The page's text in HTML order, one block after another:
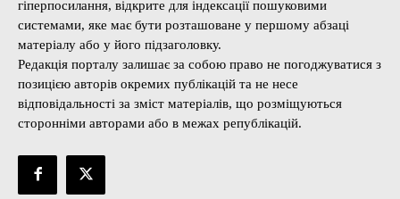
гіперпосилання, відкрите для індексації пошуковими
системами, яке має бути розташоване у першому абзаці
матеріалу або у його підзаголовку.
Редакція порталу залишає за собою право не погоджуватися з
позицією авторів окремих публікацій та не несе
відповідальності за зміст матеріалів, що розміщуються
сторонніми авторами або в межах републікацій.